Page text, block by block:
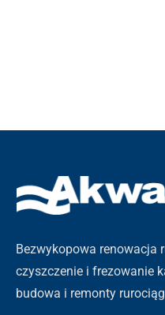
Bezwykopowa renowacja
czyszczenie i frezowanie
budowa i remonty